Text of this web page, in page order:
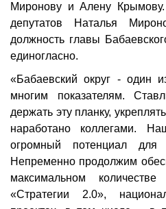
Миронову и Алену
депутатов Наталья
должность главы
единогласно.
«Бабаевский округ - один
многим показателям.
держать эту планку,
наработано коллегами.
огромный потенциал для
Непременно продолжим
максимальном
«Стратегии 2.0»,